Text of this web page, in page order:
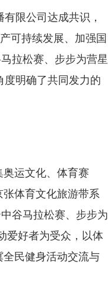
限公司达成共识，
可持续发展、加强国
拉松赛、步步为营星
度明确了共同发力的
运文化、体育赛
体育文化旅游带系
谷马拉松赛、步步为
爱好者为受众，以体
民健身活动交流与